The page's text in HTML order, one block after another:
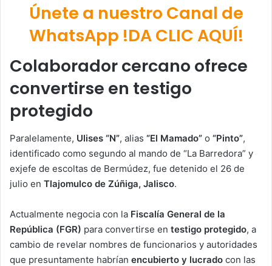
Únete a nuestro Canal de
WhatsApp !DA CLIC AQUÍ!
Colaborador cercano ofrece
convertirse en testigo
protegido
Paralelamente, Ulises “N”, alias “El Mamado” o “Pinto”,
identificado como segundo al mando de “La Barredora” y
exjefe de escoltas de Bermúdez, fue detenido el 26 de
julio en Tlajomulco de Zúñiga, Jalisco.
Actualmente negocia con la Fiscalía General de la
República (FGR) para convertirse en testigo protegido, a
cambio de revelar nombres de funcionarios y autoridades
que presuntamente habrían encubierto y lucrado con las